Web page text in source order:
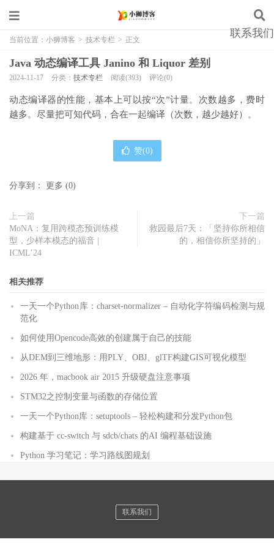
联系我们
当前位置： 小狮博客 > 技术专栏 > 正文
Java 动态编译工具 Janino 和 Liquor 差别
2024-11-17 分类： 技术专栏 阅读(393) 评论(0)
动态编译器的性能，基本上可以按“次”计量。次数越多，费时
越多。尽量把可知代码，合在一起编译（次数，越少越好）。
赞(0)
分享到： 更多 (0)
上一篇
MoNA：复用跨模态预训练模
型，少样本模态的福音 |
ICML’24
下一篇
救园最后7天：「坚持你所相信
的，相信你所坚持的」
相关推荐
一天一个Python库：charset-normalizer – 自动化字符编码检测与规
范化
如何使用Opencode高效的创建属于自己的技能
从DEM到三维地形：用PLY、OBJ、glTF构建GIS可视化模型
2026 年，macbook air 2015 升级硬盘注意事项
STM32之控制变量与函数的存储位置
一天一个Python库：setuptools – 轻松构建和分发Python包
构建基于 cc-switch 与 sdcb/chats 的AI 编程基础设施
Python 学习笔记：学习路线图规划
联系我们